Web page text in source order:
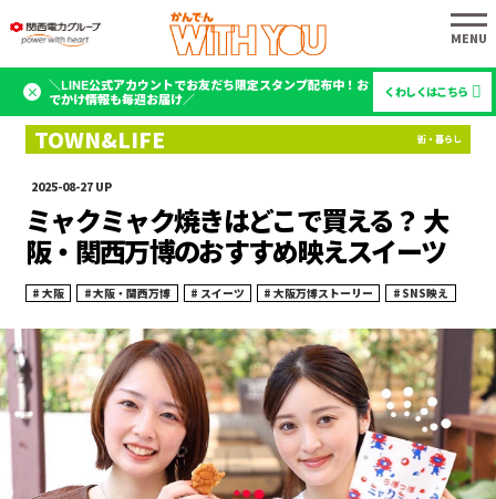
＼LINE公式アカウントでお友だち限定スタンプ配布中！お
でかけ情報も毎週お届け／
くわしくはこちら
2025-08-27
ミャクミャク焼きはどこで買える？ 大
阪・関西万博のおすすめ映えスイーツ
大阪 大阪・関西万博 スイーツ 大阪万博ストーリー SNS映え